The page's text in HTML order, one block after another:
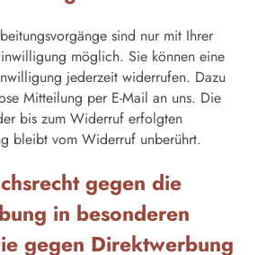
sind nur mit Ihrer
möglich. Sie können eine
jederzeit widerrufen. Dazu
Mitteilung per E-Mail an uns. Die
bis zum Widerruf erfolgten
bleibt vom Widerruf unberührt.
gegen die
in besonderen
gegen Direktwerbung